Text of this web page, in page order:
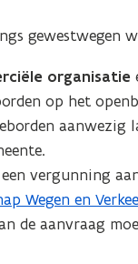
gewestwegen
organisatie
op het
aanwezig
vergunning
Wegen en
de aanvraag